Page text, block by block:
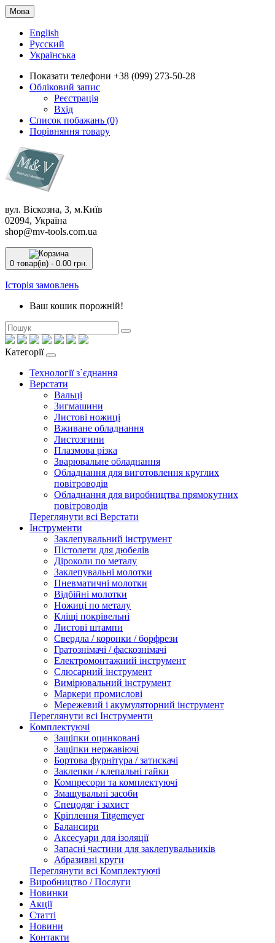
Мова
English
Русский
Українська
Показати телефони +38 (099) 273-50-28
Обліковий запис
Реєстрація
Вхід
Список побажань (0)
Порівняння товару
вул. Віскозна, 3, м.Київ
02094, Україна
shop@mv-tools.com.ua
0 товар(ів) - 0.00 грн.
Історія замовлень
Ваш кошик порожній!
Категорії
Технології з`єднання
Верстати
Вальці
Зигмашини
Листові ножиці
Вживане обладнання
Листозгини
Плазмова різка
Зварювальне обладнання
Обладнання для виготовлення круглих
повітроводів
Обладнання для виробництва прямокутних
повітроводів
Переглянути всі Верстати
Інструменти
Заклепувальний інструмент
Пістолети для дюбелів
Діроколи по металу
Заклепувальні молотки
Пневматичні молотки
Відбійні молотки
Ножиці по металу
Кліщі покрівельні
Листові штампи
Свердла / коронки / борфрези
Гратознімачі / фаскознімачі
Електромонтажний інструмент
Слюсарний інструмент
Вимірювальний інструмент
Маркери промислові
Мережевий і акумуляторний інструмент
Переглянути всі Інструменти
Комплектуючі
Защіпки оцинковані
Защіпки нержавіючі
Бортова фурнітура / затискачі
Заклепки / клепальні гайки
Компресори та комплектуючі
Змащувальні засоби
Спецодяг і захист
Кріплення Titgemeyer
Балансири
Аксесуари для ізоляції
Запасні частини для заклепувальників
Абразивні круги
Переглянути всі Комплектуючі
Виробництво / Послуги
Новинки
Акції
Статті
Новини
Контакти